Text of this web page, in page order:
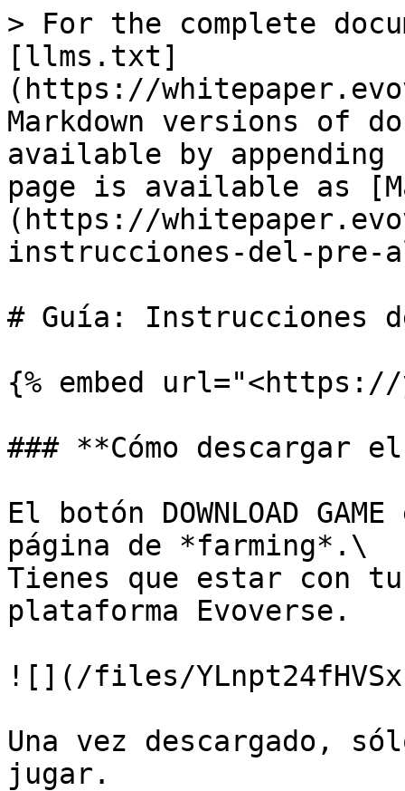
> For the complete
[llms.txt]
(https://
Markdown versions of
available by
page is available as
(https://
instrucciones-del-pre-
# Guía: Instrucciones
{% embed url="<https://
### **Cómo descargar
El botón DOWNLOAD
página de *farming*.\
Tienes que estar con
plataforma Evoverse.
![](/files/
Una vez descargado,
jugar.